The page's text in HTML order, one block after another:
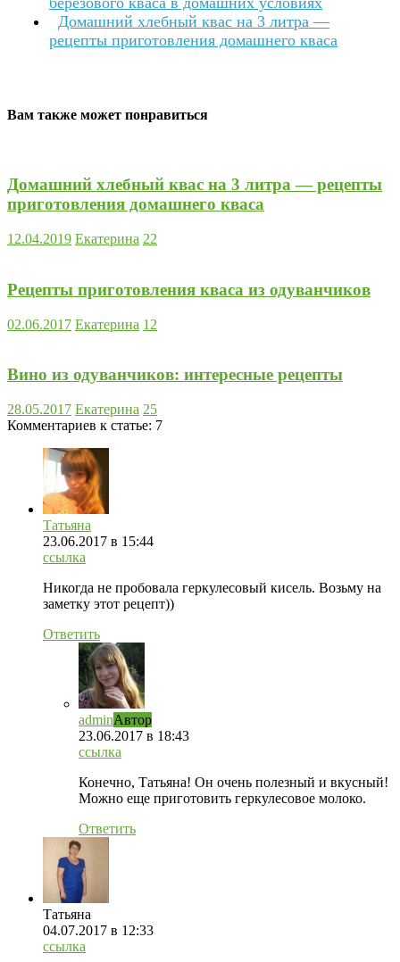
Домашний хлебный квас на 3 литра —
рецепты приготовления домашнего кваса
Вам также может понравиться
Домашний хлебный квас на 3 литра — рецепты
приготовления домашнего кваса
12.04.2019 Екатерина 22
Рецепты приготовления кваса из одуванчиков
02.06.2017 Екатерина 12
Вино из одуванчиков: интересные рецепты
28.05.2017 Екатерина 25
Комментариев к статье: 7
Татьяна
23.06.2017 в 15:44
ссылка
Никогда не пробовала геркулесовый кисель. Возьму на
заметку этот рецепт))
Ответить
adminАвтор
23.06.2017 в 18:43
ссылка
Конечно, Татьяна! Он очень полезный и вкусный!
Можно еще приготовить геркулесовое молоко.
Ответить
Татьяна
04.07.2017 в 12:33
ссылка